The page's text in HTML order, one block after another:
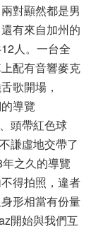
對顯然都是男
有來自加州的
人。一台全
配有音響麥克
歌開場，
導覽
頭帶紅色球
謙虛地交帶了
之久的導覽
得拍照，違者
形相當有份量
開始與我們互